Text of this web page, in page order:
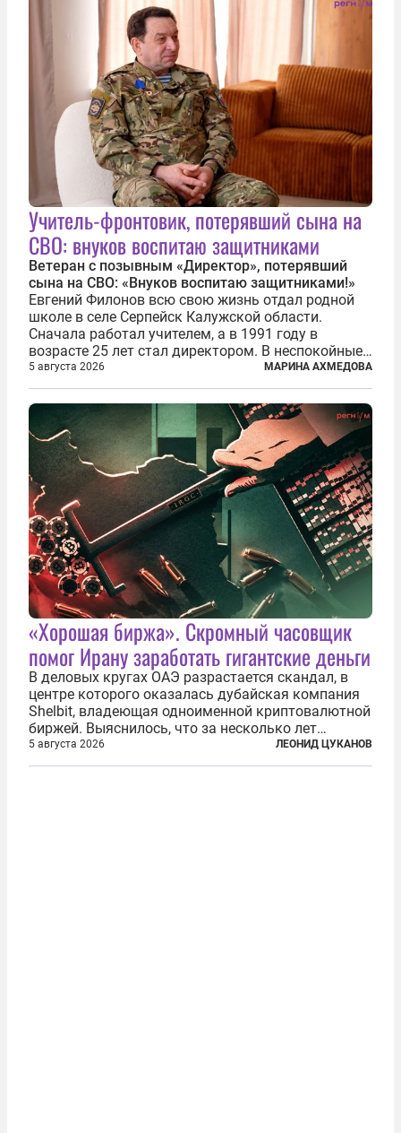
Учитель-фронтовик, потерявший сына на
СВО: внуков воспитаю защитниками
Ветеран с позывным «Директор», потерявший
сына на СВО: «Внуков воспитаю защитниками!»
Евгений Филонов всю свою жизнь отдал родной
школе в селе Серпейск Калужской области.
Сначала работал учителем, а в 1991 году в
возрасте 25 лет стал директором. В неспокойные
90-е он сумел спасти школу от закрытия и со
временем сделал ее лучшей в районе. В 2023 году
в возрасте 57 лет вслед за сыном...
5 августа 2026 МАРИНА АХМЕДОВА
«Хорошая биржа». Скромный часовщик
помог Ирану заработать гигантские деньги
В деловых кругах ОАЭ разрастается скандал, в
центре которого оказалась дубайская компания
Shelbit, владеющая одноименной криптовалютной
биржей. Выяснилось, что за несколько лет
существования через Shelbit прошло не менее 4
млрд долларов в криптовалюте, принадлежащих
5 августа 2026 ЛЕОНИД ЦУКАНОВ